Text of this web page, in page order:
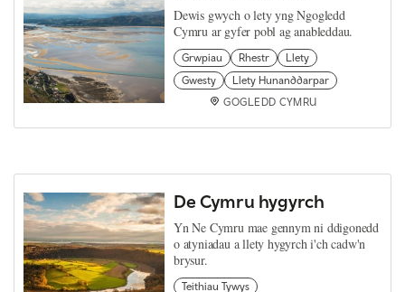
Dewis gwych o lety yng Ngogledd
Cymru ar gyfer pobl ag anableddau.
Grwpiau Rhestr
Llety
Gwesty
Llety Hunanddarpar
GOGLEDD CYMRU
De Cymru hygyrch
Yn Ne Cymru mae gennym ni ddigonedd
o atyniadau a llety hygyrch i'ch cadw'n
brysur.
Teithiau Tywys